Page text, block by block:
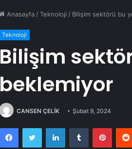
Anasayfa /Teknoloji / Bilişim sektörü bu
Teknoloji
Bilişim
beklemiyor
CANSEN ÇELİK Şubat 9, 2024
FacebookTwitter LinkedInTumblr